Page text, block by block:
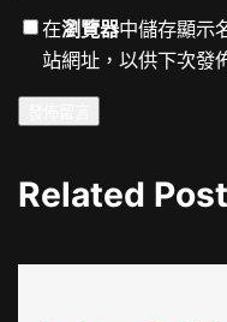
在瀏覽器中儲存顯示
站網址，以供下次發
Related